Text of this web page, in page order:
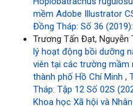
mềm Adobe Illustrator
Đồng Tháp: Số 36
Trương Tấn Đạt, Nguyễn
lý hoạt động bồi dưỡng
viên tại các trường mầm
thành phố Hồ Chí Minh ,
Tháp: Tập 12 Số 02S
Khoa học Xã hội và